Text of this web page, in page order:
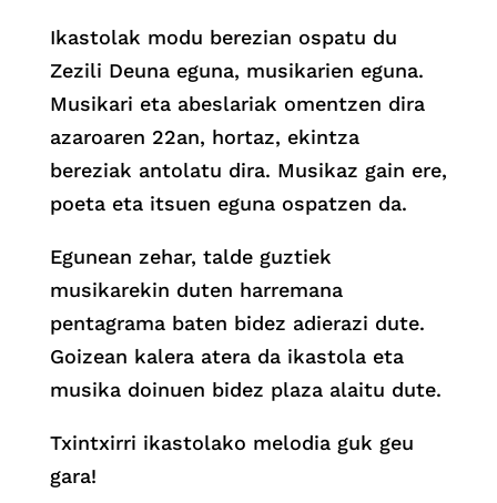
Ikastolak modu berezian ospatu du
Zezili Deuna eguna, musikarien eguna.
Musikari eta abeslariak omentzen dira
azaroaren 22an, hortaz, ekintza
bereziak antolatu dira. Musikaz gain ere,
poeta eta itsuen eguna ospatzen da.
Egunean zehar, talde guztiek
musikarekin duten harremana
pentagrama baten bidez adierazi dute.
Goizean kalera atera da ikastola eta
musika doinuen bidez plaza alaitu dute.
Txintxirri ikastolako melodia guk geu
gara!